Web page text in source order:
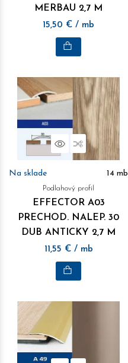
MERBAU 2,7 M
15,50 € / mb
NáhľadPorovnať
Na sklade 14 mb
Podlahový profil
EFFECTOR A03
PRECHOD. NALEP. 30
DUB ANTICKY 2,7 M
11,55 € / mb